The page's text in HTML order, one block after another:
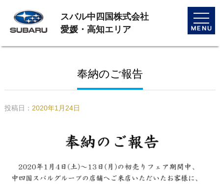
toggle
スバル中四国株式会社
愛媛・高知エリア
奉納のご報告
投稿日： 2020年1月24日